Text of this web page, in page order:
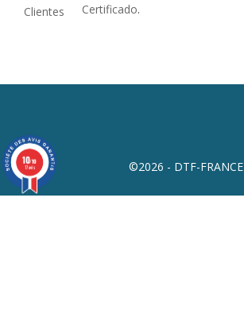
Certificado.
©2026 - DTF-FRANCE
10/10
17 avis